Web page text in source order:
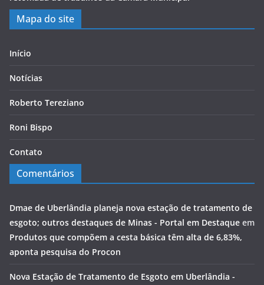
Mapa do site
Início
Notícias
Roberto Tereziano
Roni Bispo
Contato
Comentários
Dmae de Uberlândia planeja nova estação de tratamento de
esgoto; outros destaques de Minas - Portal em Destaque em
Produtos que compõem a cesta básica têm alta de 6,83%,
aponta pesquisa do Procon
Nova Estação de Tratamento de Esgoto em Uberlândia -